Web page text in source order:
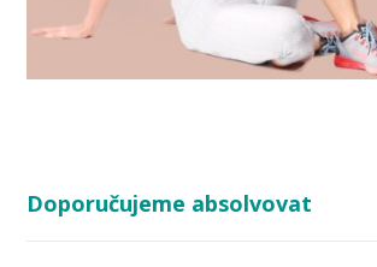
Doporučujeme absolvovat